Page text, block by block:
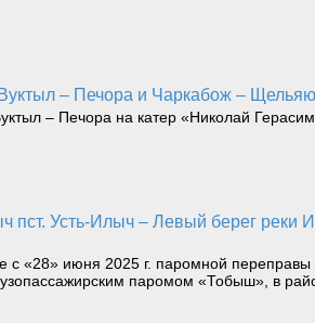
– Печора и Чаркабож –
– Печора на катер «Николай
«28» июня 2025 г. паромной
паромом «Тобыш», в